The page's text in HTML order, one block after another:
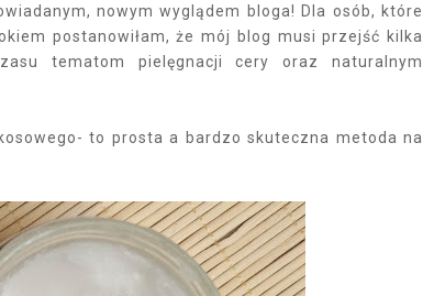
nowym wyglądem bloga! Dla osób, które
postanowiłam, że mój blog musi przejść kilka
tematom pielęgnacji cery oraz naturalnym
to prosta a bardzo skuteczna metoda na